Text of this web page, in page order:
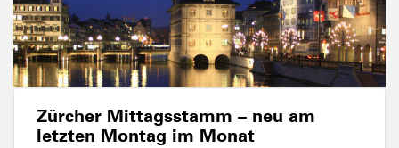
Zürcher Mittagsstamm – neu am
letzten Montag im Monat